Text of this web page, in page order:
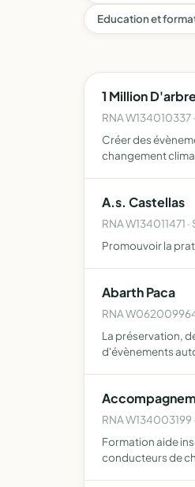
Education et
1 Million
RNA W134010337
Créer des
changement
A.s. Castellas
RNA W134011471
Promouvoir la
Abarth Paca
RNA
La préservation,
d'évènements
RNA W134003199
Formation aide
conducteurs de